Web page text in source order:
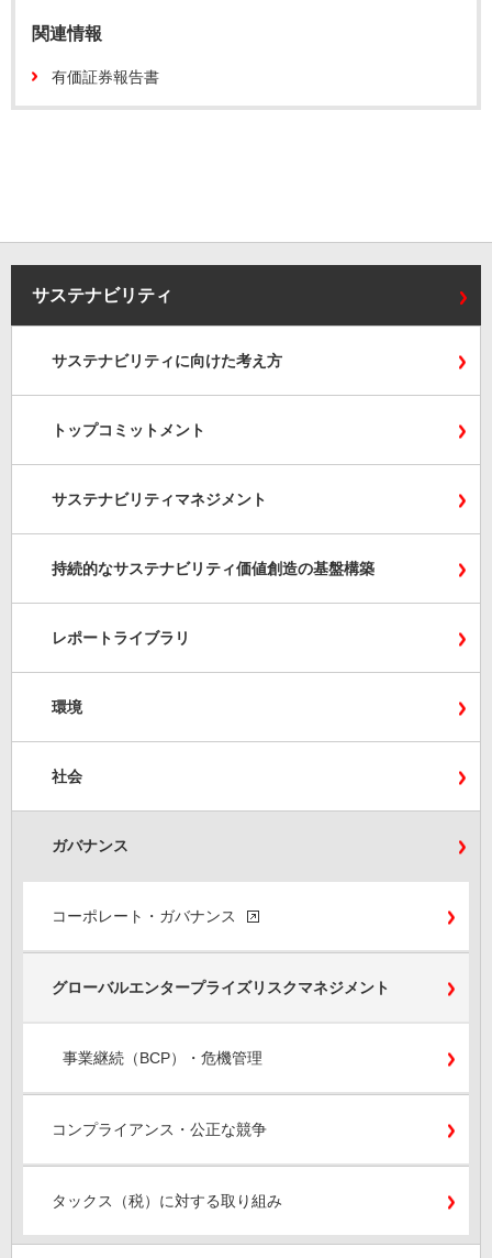
関連情報
有価証券報告書
サステナビリティ
サステナビリティに向けた考え方
トップコミットメント
サステナビリティマネジメント
持続的なサステナビリティ価値創造の基盤構築
レポートライブラリ
環境
社会
ガバナンス
コーポレート・ガバナンス
グローバルエンタープライズリスクマネジメント
事業継続（BCP）・危機管理
コンプライアンス・公正な競争
タックス（税）に対する取り組み